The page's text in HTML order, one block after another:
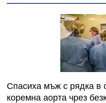
Спасиха мъж с рядка в
коремна аорта чрез